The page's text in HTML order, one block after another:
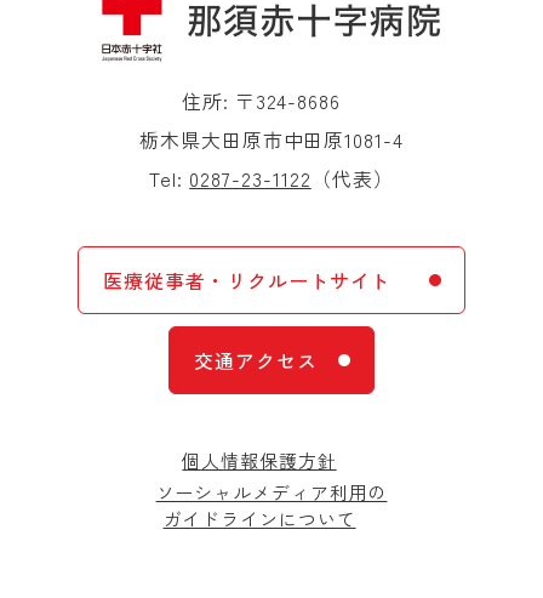
住所: 〒324-8686
栃木県大田原市中田原1081-4
Tel: 0287-23-1122 （代表）
医療従事者・リクルートサイト
交通アクセス
個人情報保護方針
ソーシャルメディア利用の
ガイドラインについて